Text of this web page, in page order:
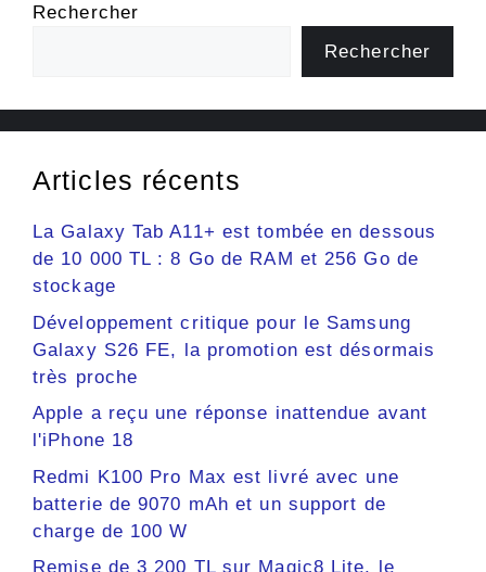
Rechercher
Rechercher
Articles récents
La Galaxy Tab A11+ est tombée en dessous
de 10 000 TL : 8 Go de RAM et 256 Go de
stockage
Développement critique pour le Samsung
Galaxy S26 FE, la promotion est désormais
très proche
Apple a reçu une réponse inattendue avant
l'iPhone 18
Redmi K100 Pro Max est livré avec une
batterie de 9070 mAh et un support de
charge de 100 W
Remise de 3 200 TL sur Magic8 Lite, le